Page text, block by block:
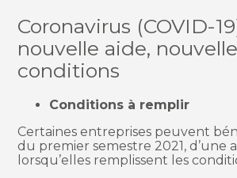
Coronavirus (COVID-
nouvelle aide,
conditions
Conditions à remplir
Certaines entreprises peuvent
du premier semestre 2021, d’une
lorsqu’elles remplissent les